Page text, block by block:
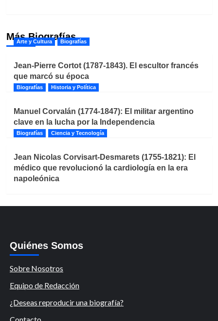
Más Biografías
Arte y Cultura Biografías
Jean-Pierre Cortot (1787-1843). El escultor francés
que marcó su época
Biografías Historia y Política
Manuel Corvalán (1774-1847): El militar argentino
clave en la lucha por la Independencia
Biografías Ciencia y Tecnología
Jean Nicolas Corvisart-Desmarets (1755-1821): El
médico que revolucionó la cardiología en la era
napoleónica
Quiénes Somos
Sobre Nosotros
Equipo de Redacción
¿Deseas reproducir una biografía?